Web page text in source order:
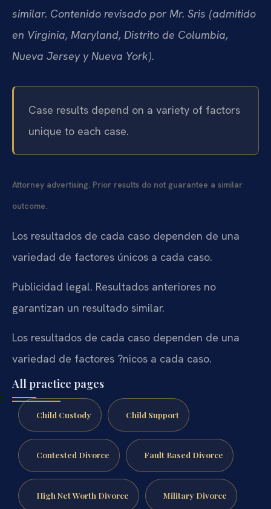
similar. Contenido revisado por Mr. Sris (admitido
en Virginia, Maryland, Distrito de Columbia,
Nueva Jersey y Nueva York).
Case results depend on a variety of factors
unique to each case.
Attorney advertising. Prior results do not guarantee a similar
outcome.
Los resultados de cada caso dependen de una
variedad de factores únicos a cada caso.
Publicidad legal. Resultados anteriores no
garantizan un resultado similar.
Los resultados de cada caso dependen de una
variedad de factores ?nicos a cada caso.
All practice pages
Child Custody Child Support
Contested Divorce Fault Based Divorce
High Net Worth Divorce Military Divorce